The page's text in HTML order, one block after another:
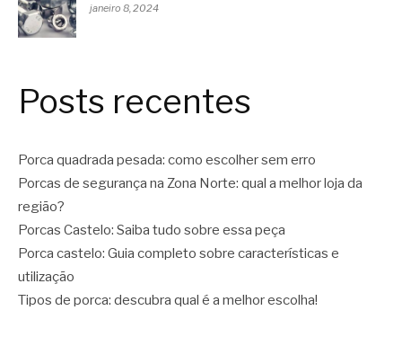
janeiro 8, 2024
Posts recentes
Porca quadrada pesada: como escolher sem erro
Porcas de segurança na Zona Norte: qual a melhor loja da
região?
Porcas Castelo: Saiba tudo sobre essa peça
Porca castelo: Guia completo sobre características e
utilização
Tipos de porca: descubra qual é a melhor escolha!